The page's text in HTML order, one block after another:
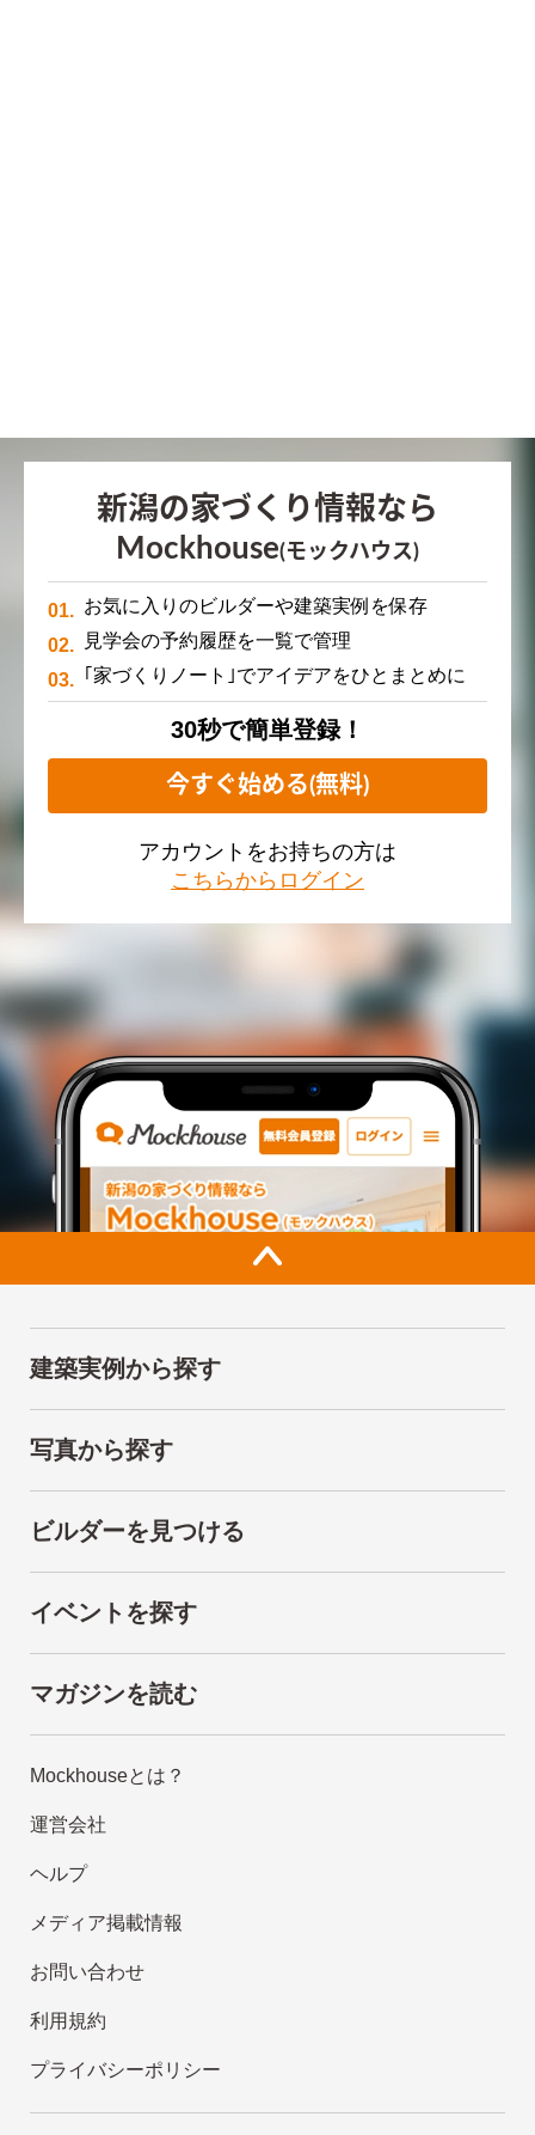
新潟の家づくり情報なら
Mockhouse(モックハウス)
お気に入りのビルダーや建築実例を保存
見学会の予約履歴を一覧で管理
｢家づくりノート｣でアイデアをひとまとめに
30秒で簡単登録！
今すぐ始める(無料)
アカウントをお持ちの方は
こちらからログイン
建築実例から探す
写真から探す
ビルダーを見つける
イベントを探す
マガジンを読む
Mockhouseとは？
運営会社
ヘルプ
メディア掲載情報
お問い合わせ
利用規約
プライバシーポリシー